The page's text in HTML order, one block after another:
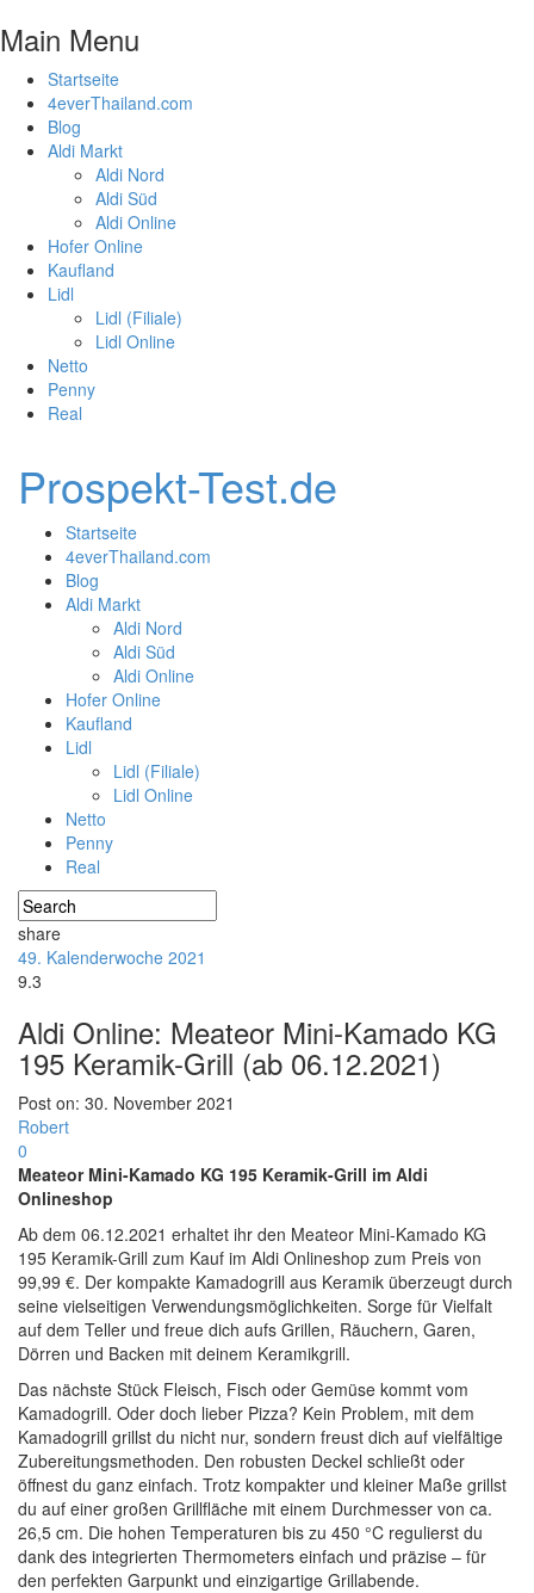
Main Menu
Startseite
4everThailand.com
Blog
Aldi Markt
Aldi Nord
Aldi Süd
Aldi Online
Hofer Online
Kaufland
Lidl
Lidl (Filiale)
Lidl Online
Netto
Penny
Real
Prospekt-Test.de
Startseite
4everThailand.com
Blog
Aldi Markt
Aldi Nord
Aldi Süd
Aldi Online
Hofer Online
Kaufland
Lidl
Lidl (Filiale)
Lidl Online
Netto
Penny
Real
share
49. Kalenderwoche 2021
9.3
Aldi Online: Meateor Mini-Kamado KG
195 Keramik-Grill (ab 06.12.2021)
Post on: 30. November 2021
Robert
0
Meateor Mini-Kamado KG 195 Keramik-Grill im Aldi
Onlineshop
Ab dem 06.12.2021 erhaltet ihr den Meateor Mini-Kamado KG
195 Keramik-Grill zum Kauf im Aldi Onlineshop zum Preis von
99,99 €. Der kompakte Kamadogrill aus Keramik überzeugt durch
seine vielseitigen Verwendungsmöglichkeiten. Sorge für Vielfalt
auf dem Teller und freue dich aufs Grillen, Räuchern, Garen,
Dörren und Backen mit deinem Keramikgrill.
Das nächste Stück Fleisch, Fisch oder Gemüse kommt vom
Kamadogrill. Oder doch lieber Pizza? Kein Problem, mit dem
Kamadogrill grillst du nicht nur, sondern freust dich auf vielfältige
Zubereitungsmethoden. Den robusten Deckel schließt oder
öffnest du ganz einfach. Trotz kompakter und kleiner Maße grillst
du auf einer großen Grillfläche mit einem Durchmesser von ca.
26,5 cm. Die hohen Temperaturen bis zu 450 °C regulierst du
dank des integrierten Thermometers einfach und präzise – für
den perfekten Garpunkt und einzigartige Grillabende.